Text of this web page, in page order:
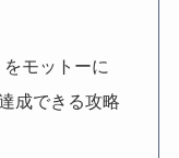
をモットーに
成できる攻略